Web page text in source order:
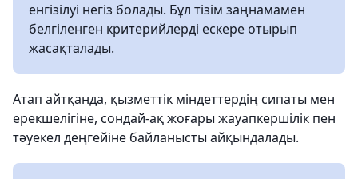
енгізілуі негіз болады. Бұл тізім заңнамамен
белгіленген критерийлерді ескере отырып
жасақталады.
Атап айтқанда, қызметтік міндеттердің сипаты мен
ерекшелігіне, сондай-ақ жоғары жауапкершілік пен
тәуекел деңгейіне байланысты айқындалады.